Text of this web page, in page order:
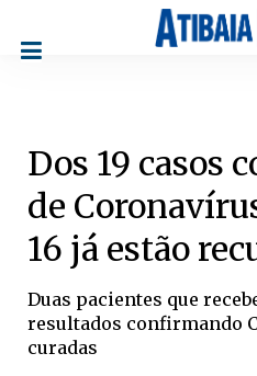
Dos 19 casos
de
16 já estão
Duas pacientes que
resultados confirmando
curadas